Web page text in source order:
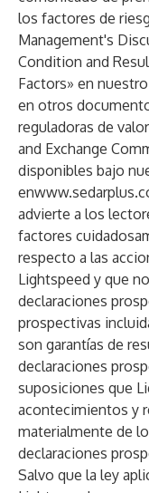
los factores de
Management's
Condition and
Factors» en
en otros
reguladoras de
and Exchange
disponibles bajo
en
advierte a los
factores
respecto a las
Lightspeed y que
declaraciones
prospectivas
son garantías de
declaraciones
suposiciones que
acontecimientos y
materialmente de
declaraciones
Salvo que la ley